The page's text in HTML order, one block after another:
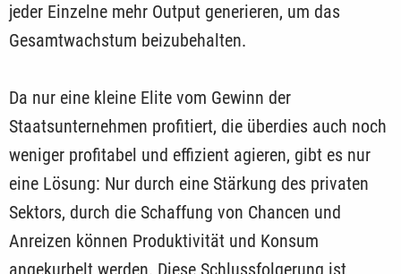
jeder Einzelne mehr Output generieren, um das
Gesamtwachstum beizubehalten.
Da nur eine kleine Elite vom Gewinn der
Staatsunternehmen profitiert, die überdies auch noch
weniger profitabel und effizient agieren, gibt es nur
eine Lösung: Nur durch eine Stärkung des privaten
Sektors, durch die Schaffung von Chancen und
Anreizen können Produktivität und Konsum
angekurbelt werden. Diese Schlussfolgerung ist